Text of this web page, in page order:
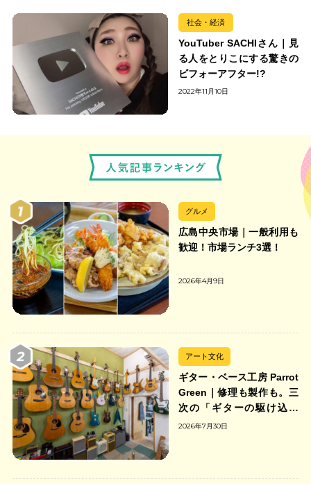
社会・経済
YouTuber SACHIさん｜見
る人をとりこにする驚きの
ビフォーアフター!?
2022年11月10日
グルメ
広島中央市場｜一般利用も
歓迎！市場ランチ3選！
2026年4月9日
アート文化
ギター・ベース工房 Parrot
Green｜修理も製作も。三
次の「ギターの駆け込み
寺」
2026年7月30日